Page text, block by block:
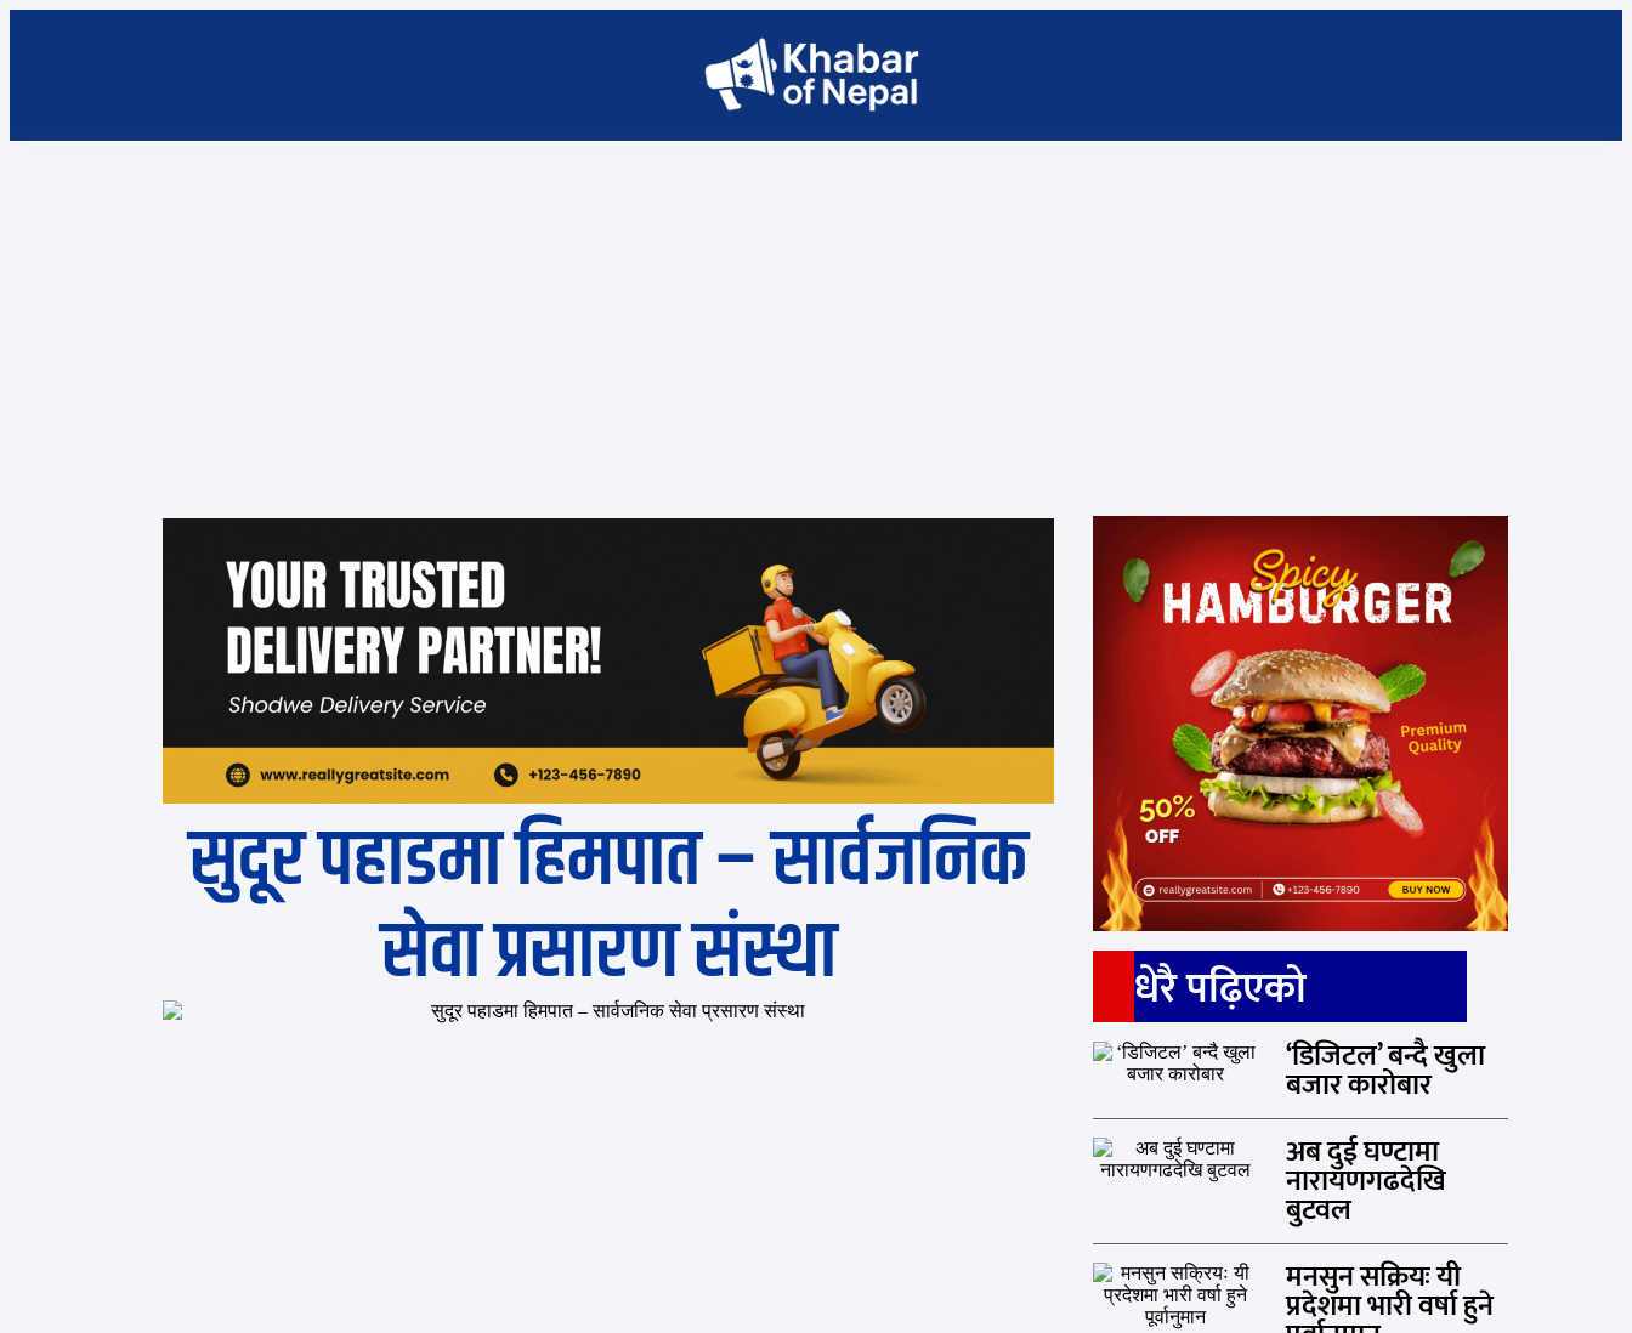
सुदूर पहाडमा हिमपात – सार्वजनिक
सेवा प्रसारण संस्था धेरै पढ़िएको
‘डिजिटल’ बन्दै खुला
बजार कारोबार
अब दुई घण्टामा
नारायणगढदेखि
बुटवल
मनसुन सक्रियः यी
प्रदेशमा भारी वर्षा हुने